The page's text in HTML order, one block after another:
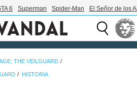
6 Superman Spider-Man El Señor de los
THE VEILGUARD
HISTORIA